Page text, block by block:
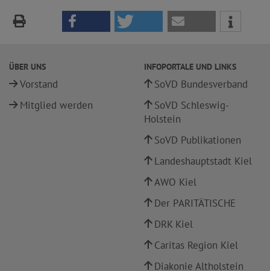
ÜBER UNS
Vorstand
Mitglied werden
INFOPORTALE UND LINKS
SoVD Bundesverband
SoVD Schleswig-
Holstein
SoVD Publikationen
Landeshauptstadt Kiel
AWO Kiel
Der PARITÄTISCHE
DRK Kiel
Caritas Region Kiel
Diakonie Altholstein